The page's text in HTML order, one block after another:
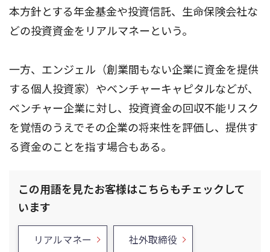
本方針とする年金基金や投資信託、生命保険会社な
どの投資資金をリアルマネーという。
一方、エンジェル（創業間もない企業に資金を提供
する個人投資家）やベンチャーキャピタルなどが、
ベンチャー企業に対し、投資資金の回収不能リスク
を覚悟のうえでその企業の将来性を評価し、提供す
る資金のことを指す場合もある。
この用語を見たお客様はこちらもチェックして
います
リアルマネー 社外取締役